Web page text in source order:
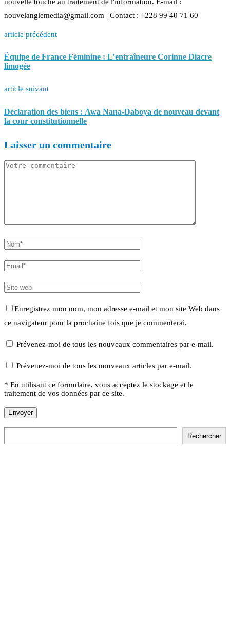
nouvelanglemedia@gmail.com | Contact : +228 99 40 71 60
article précédent
Équipe de France Féminine : L’entraîneure Corinne Diacre
limogée
article suivant
Déclaration des biens : Awa Nana-Daboya de nouveau devant
la cour constitutionnelle
Laisser un commentaire
Enregistrez mon nom, mon adresse e-mail et mon site Web dans
ce navigateur pour la prochaine fois que je commenterai.
Prévenez-moi de tous les nouveaux commentaires par e-mail.
Prévenez-moi de tous les nouveaux articles par e-mail.
* En utilisant ce formulaire, vous acceptez le stockage et le
traitement de vos données par ce site.
Rechercher